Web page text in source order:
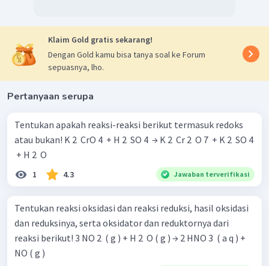
Klaim Gold gratis sekarang!
Dengan Gold kamu bisa tanya soal ke Forum
sepuasnya, lho.
Pertanyaan serupa
Tentukan apakah reaksi-reaksi berikut termasuk redoks
atau bukan! K 2 ​ CrO 4 ​ + H 2 ​ SO 4 ​ → K 2 ​ Cr 2 ​ O 7 ​ + K 2 ​ SO 4
​ + H 2 ​ O
1 4.3 Jawaban terverifikasi
Tentukan reaksi oksidasi dan reaksi reduksi, hasil oksidasi
dan reduksinya, serta oksidator dan reduktornya dari
reaksi berikut! 3 NO 2 ​ ( g ) + H 2 ​ O ( g ) → 2 HNO 3 ​ ( a q ) +
NO ( g )